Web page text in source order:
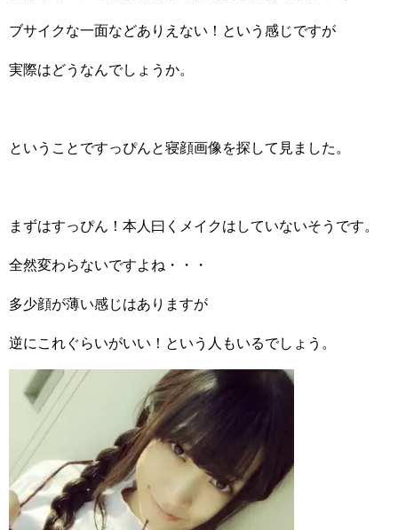
ブサイクな一面などありえない！という感じですが
実際はどうなんでしょうか。
ということですっぴんと寝顔画像を探して見ました。
まずはすっぴん！本人曰くメイクはしていないそうです。
全然変わらないですよね・・・
多少顔が薄い感じはありますが
逆にこれぐらいがいい！という人もいるでしょう。